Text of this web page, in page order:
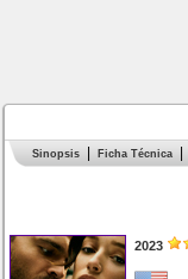
Sinopsis Ficha Técnica
2023